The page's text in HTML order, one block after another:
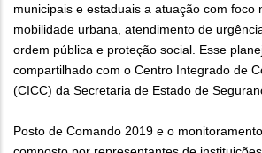
municipais e estaduais a atuação com foco
mobilidade urbana, atendimento de
ordem pública e proteção social. Esse
compartilhado com o Centro Integrado de
(CICC) da Secretaria de Estado de
Posto de Comando 2019 e o